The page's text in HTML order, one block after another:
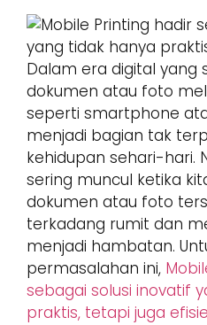
Dalam era digital yang
dokumen atau foto
seperti smartphone
menjadi bagian tak
kehidupan sehari-hari.
sering muncul ketika
dokumen atau foto
terkadang rumit dan
menjadi hambatan.
permasalahan ini,
sebagai solusi inovatif
praktis, tetapi juga